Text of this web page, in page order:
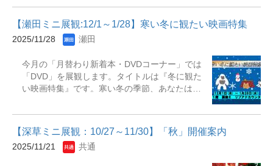
中に知られる作品となっています。この機会に
野坂昭如の作品にふれてみてはいかがでしょう
か。 展示期間：2025年12月1日（月）～2026年
1月28日（水）展示場所：瀬田図書館本館1階展
如』『火垂るの墓』『ウミガメと少年』『「終
戦日記」を読む』『野坂昭如 : アドリブ自叙
伝』『昏い時代の読書 : 宮嶋資夫から野坂昭如
葉、"まくら"をかけ合わせた、「作家のデビュ
ー作✕本のまくら展」を開催します。展示され
た資料の情報は、書き出しのみ。資料自体は紙
袋の中に入っているので、そのままの状態で本
前に中身を見るのはNGです！どんな作家の、ど
んな物語に出会えるのかは、あなたの直感と運
次第！小説をよく読む方もあまり読まない方
ません。ぜひ、図書館へお越しください。※今
回の展示は、どんな資料を置いているか分から
ないのが前提ですので、資料の書き出しだけ紹
介します。 『一九四〇年五月 薪割りの音が、
【瀬田ミニ展観:12/1～1/28】寒い冬に観たい映画特集
2025/11/28 瀬田
今月の「月替わり新着本・DVDコーナー」では
「DVD」を展観します。タイトルは『冬に観た
い映画特集』です。寒い冬の季節、あなたはど
なストーリー、冬が舞台の映画など&hellip;。今
月、図書館ではそんな魅力的な冬に観たくなる
映画の特集をします。今回選んだ6作品はそんな
映画の中でも特におすすめの作品です。ぜひ手
【深草ミニ展観：10/27～11/30】「秋」開催案内
2025/11/21 共通